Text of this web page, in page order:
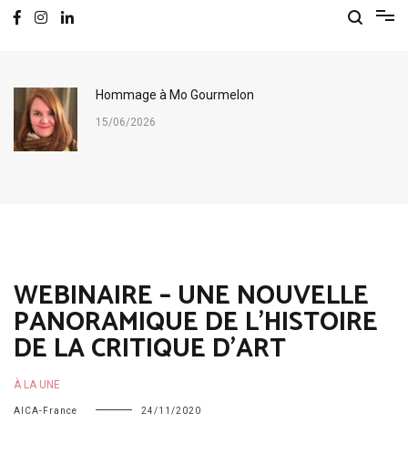
Hommage à Mo Gourmelon
15/06/2026
WEBINAIRE – UNE NOUVELLE
PANORAMIQUE DE L’HISTOIRE
DE LA CRITIQUE D’ART
À LA UNE
AICA-France 24/11/2020